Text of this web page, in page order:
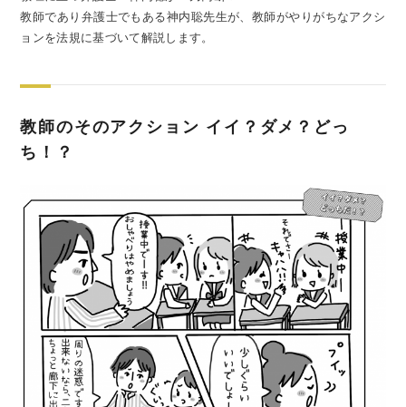
教師であり弁護士でもある神内聡先生が、教師がやりがちなアクシ
ョンを法規に基づいて解説します。
教師のそのアクション イイ？ダメ？どっ
ち！？